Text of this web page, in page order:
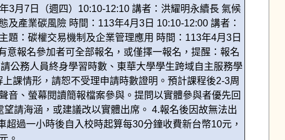
3月7日（週四）10:10-12:10 講者：洪耀明永續長 氣候
產業碳風險 時間：113年4月3日 10:10-12:00 講者：
題：碳權交易機制及企業管理應用 時間：113年4月3日
意報名參加者可全部報名，或僅擇一報名，提醒：報名
公務人員終身學習時數、東華大學學生跨域自主服務學
課情形，請恕不受理申請時數證明。預計課程後2-3周
音、螢幕閱讀簡報檔案參與。提問以實體參與者優先回
請海涵，或建議改以實體出席。 4.報名後因故無法出
過一小時後自入校時起算每30分鐘收費新台幣10元，